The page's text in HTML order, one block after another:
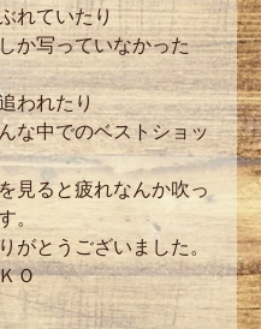
れていたり
写っていなかった
われたり
な中でのベストショッ
見ると疲れなんか吹っ
。
がとうございました。
Ｏ